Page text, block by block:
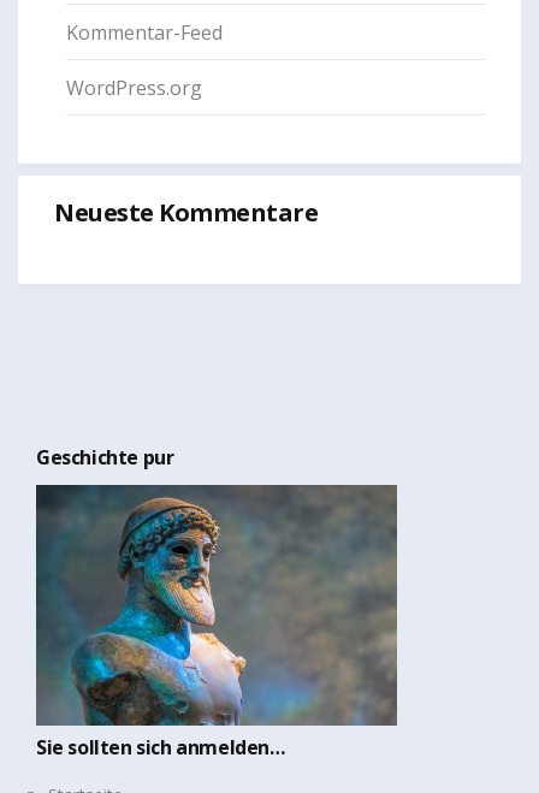
Kommentar-Feed
WordPress.org
Neueste Kommentare
Geschichte pur
Sie sollten sich anmelden…